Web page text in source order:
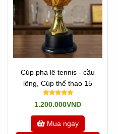
Cúp pha lê tennis - cầu
lông, Cúp thể thao 15
1.200.000VND
Mua ngay